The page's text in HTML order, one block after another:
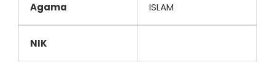
Agama ISLAM
NIK